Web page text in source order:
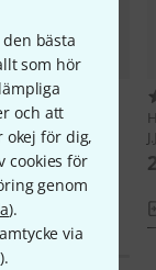
bästa
som hör
och att
okej för dig,
cookies för
genom
).
via
).
1
Jazz Play-Along